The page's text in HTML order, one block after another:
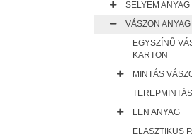
SELYEM ANYAG
VÁSZON ANYAG
EGYSZÍNŰ
KARTON
MINTÁS
LEN ANYAG
ELASZTIKUS